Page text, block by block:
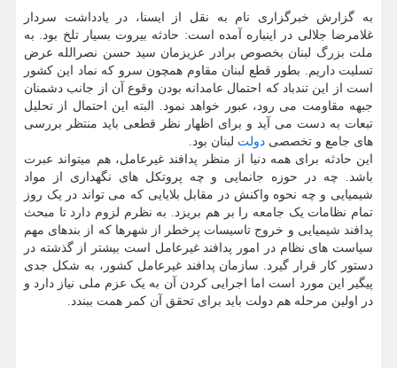
به گزارش خبرگزاری نام به نقل از ایسنا، در یادداشت سردار
غلامرضا جلالی در اینباره آمده است: حادثه بیروت بسیار تلخ بود. به
ملت بزرگ لبنان بخصوص برادر عزیزمان سید حسن نصرالله عرض
تسلیت داریم. بطور قطع لبنان مقاوم همچون سرو که نماد این کشور
است از این تندباد که احتمال عامدانه بودن وقوع آن از جانب دشمنان
جبهه مقاومت می رود، عبور خواهد نمود. البته این احتمال از تحلیل
تبعات به دست می آید و برای اظهار نظر قطعی باید منتظر بررسی
های جامع و تخصصی دولت لبنان بود.
این حادثه برای همه دنیا از منظر پدافند غیرعامل، هم میتواند عبرت
باشد. چه در حوزه جانمایی و چه پروتکل های نگهداری از مواد
شیمیایی و چه نحوه واکنش در مقابل بلایایی که می تواند در یک روز
تمام نظامات یک جامعه را بر هم بریزد. به نظرم لزوم دارد تا مبحث
پدافند شیمیایی و خروج تاسیسات پرخطر از شهرها که از بندهای مهم
سیاست های نظام در امور پدافند غیرعامل است بیشتر از گذشته در
دستور کار قرار گیرد. سازمان پدافند غیرعامل کشور، به شکل جدی
پیگیر این مورد است اما اجرایی کردن آن به یک عزم ملی نیاز دارد و
در اولین مرحله هم دولت باید برای تحقق آن کمر همت ببندد.